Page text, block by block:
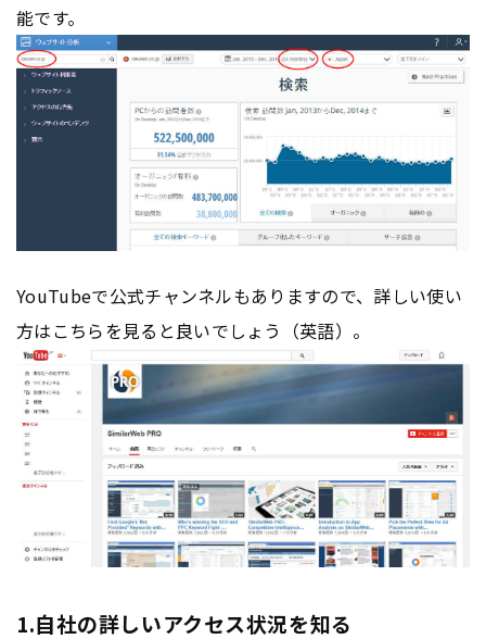
能です。
YouTubeで公式チャンネルもありますので、詳しい使い
方はこちらを見ると良いでしょう（英語）。
1.自社の詳しいアクセス状況を知る